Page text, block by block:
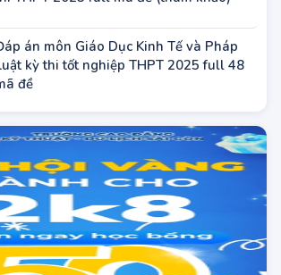
thi THPT 2025 full mã đề (tham khảo)
án môn Giáo Dục Kinh Tế và Pháp
đề